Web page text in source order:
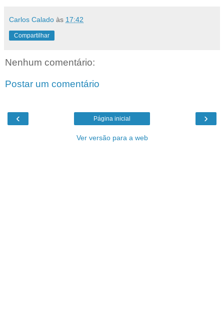
Carlos Calado às 17:42
Compartilhar
Nenhum comentário:
Postar um comentário
‹ ›
Página inicial
Ver versão para a web